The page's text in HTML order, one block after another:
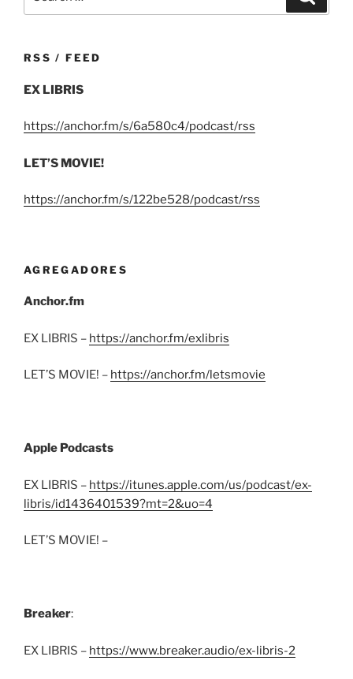
for:
RSS / FEED
EX LIBRIS
https://anchor.fm/s/6a580c4/podcast/rss
LET’S MOVIE!
https://anchor.fm/s/122be528/podcast/rss
AGREGADORES
Anchor.fm
EX LIBRIS – https://anchor.fm/exlibris
LET’S MOVIE! – https://anchor.fm/letsmovie
Apple Podcasts
EX LIBRIS – https://itunes.apple.com/us/podcast/ex-
libris/id1436401539?mt=2&uo=4
LET’S MOVIE! –
Breaker:
EX LIBRIS – https://www.breaker.audio/ex-libris-2